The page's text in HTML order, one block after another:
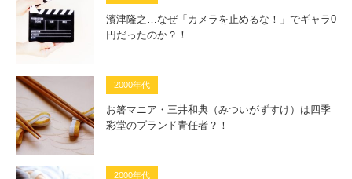
濱津隆之…なぜ「カメラを止めるな！」でギャラ0
円だったのか？！
2000年代
お箸マニア・三井和典（みついがずすけ）は四季
彩堂のブランド青任者？！
2000年代